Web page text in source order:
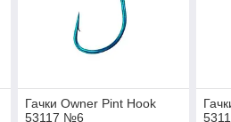
Гачки Owner Pint Hook
53117 №6